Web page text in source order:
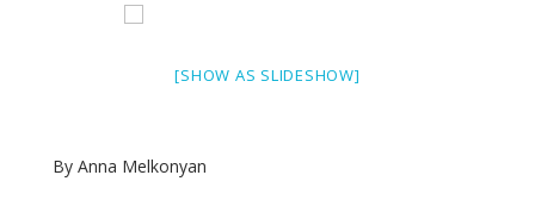
[SHOW AS SLIDESHOW]
By Anna Melkonyan